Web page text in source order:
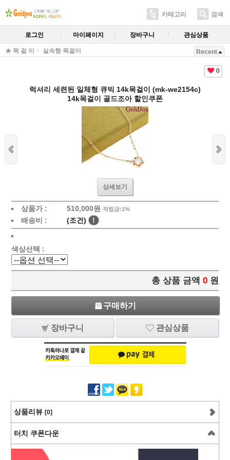
카테고리 검색
로그인 마이페이지 장바구니 관심상품
★ 목 걸 이 실속형 목걸이 Recent
0
럭셔리 세련된 일체형 큐빅 14k목걸이 (mk-we2154c)
14k목걸이 골드조아 할인쿠폰
상세보기
상품가 : 510,000원 적립금:1%
배송비 : (조건) !
색상선택 :
총 상품 금액 0 원
구매하기
장바구니 관심상품
상품리뷰 [0]
터치 쿠폰다운